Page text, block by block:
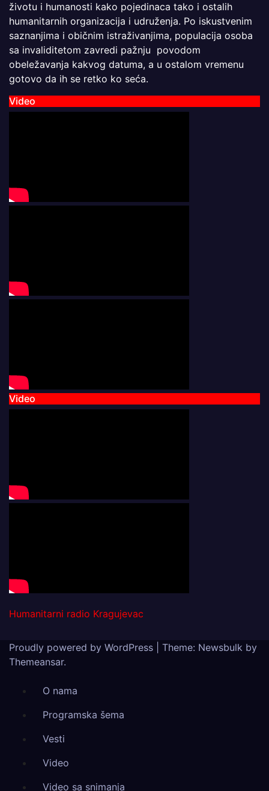
životu i humanosti kako pojedinaca tako i ostalih
humanitarnih organizacija i udruženja. Po iskustvenim
saznanjima i običnim istraživanjima, populacija osoba
sa invaliditetom zavredi pažnju povodom
obeležavanja kakvog datuma, a u ostalom vremenu
gotovo da ih se retko ko seća.
Video
Video
Humanitarni radio Kragujevac
Proudly powered by WordPress Theme: Newsbulk by
Themeansar.
O nama
Programska šema
Vesti
Video
Video sa snimanja